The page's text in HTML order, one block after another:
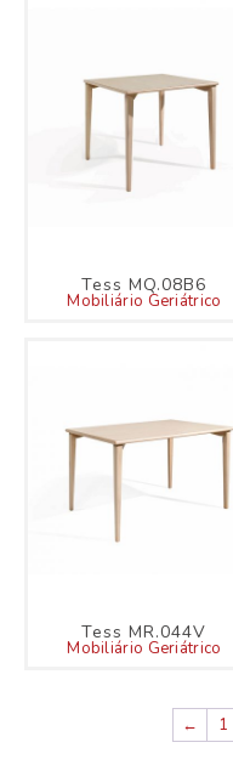
Tess MQ.08B6
Mobiliário Geriátrico
Tess MR.044V
Mobiliário Geriátrico
← 1